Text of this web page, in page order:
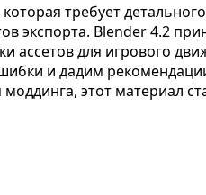
требует
экспорта. Blender 4.2
для игрового
и дадим
моддинга, этот